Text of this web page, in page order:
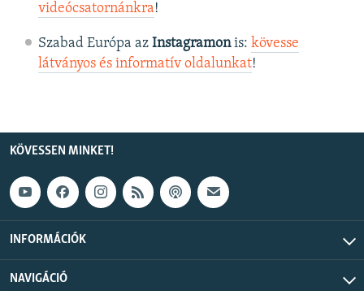
videócsatornánkra!
Szabad Európa az Instagramonis: kövesse
látványos és informatív oldalunkat! ​
KÖVESSEN MINKET!
INFORMÁCIÓK
NAVIGÁCIÓ